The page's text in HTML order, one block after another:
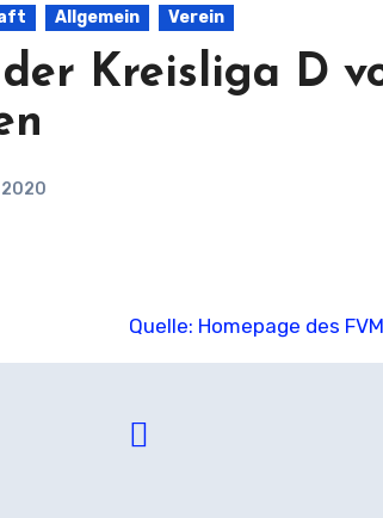
Allgemein Verein
Kreisliga D
Quelle: Homepage des